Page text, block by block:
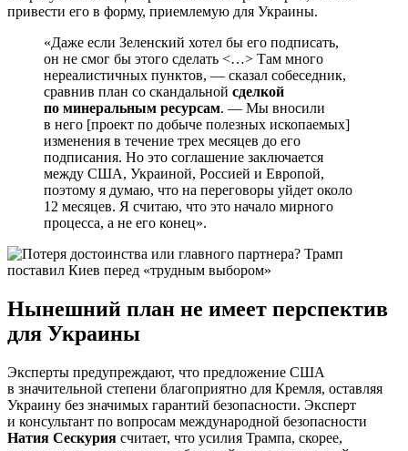
привести его в форму, приемлемую для Украины.
«Даже если Зеленский хотел бы его подписать,
он не смог бы этого сделать <…> Там много
нереалистичных пунктов, — сказал собеседник,
сравнив план со скандальной сделкой
по минеральным ресурсам. — Мы вносили
в него [проект по добыче полезных ископаемых]
изменения в течение трех месяцев до его
подписания. Но это соглашение заключается
между США, Украиной, Россией и Европой,
поэтому я думаю, что на переговоры уйдет около
12 месяцев. Я считаю, что это начало мирного
процесса, а не его конец».
Нынешний план не имеет перспектив
для Украины
Эксперты предупреждают, что предложение США
в значительной степени благоприятно для Кремля, оставляя
Украину без значимых гарантий безопасности. Эксперт
и консультант по вопросам международной безопасности
Натия Сескурия считает, что усилия Трампа, скорее,